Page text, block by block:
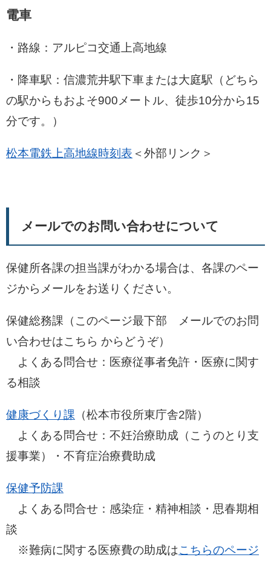
電車
・路線：アルピコ交通上高地線
・降車駅：信濃荒井駅下車または大庭駅（どちら
の駅からもおよそ900メートル、徒歩10分から15
分です。）
松本電鉄上高地線時刻表 ＜外部リンク＞
メールでのお問い合わせについて
保健所各課の担当課がわかる場合は、各課のペー
ジからメールをお送りください。
保健総務課（このページ最下部 メールでのお問
い合わせはこちら からどうぞ）
よくある問合せ：医療従事者免許・医療に関す
る相談
健康づくり課 （松本市役所東庁舎2階）​
よくある問合せ：不妊治療助成（こうのとり支
援事業）・不育症治療費助成
保健予防課
​ よくある問合せ：感染症・精神相談・思春期相
談
​ ※難病に関する医療費の助成はこちらのページ